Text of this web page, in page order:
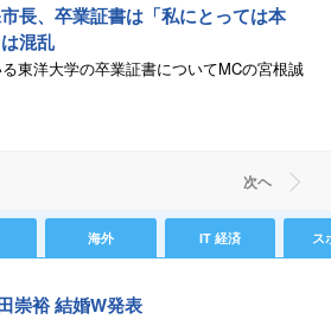
長、卒業証書は「私にとっては本
混乱
東洋大学の卒業証書についてMCの宮根誠
次ヘ
海外 IT 経済 ス
崇裕 結婚W発表